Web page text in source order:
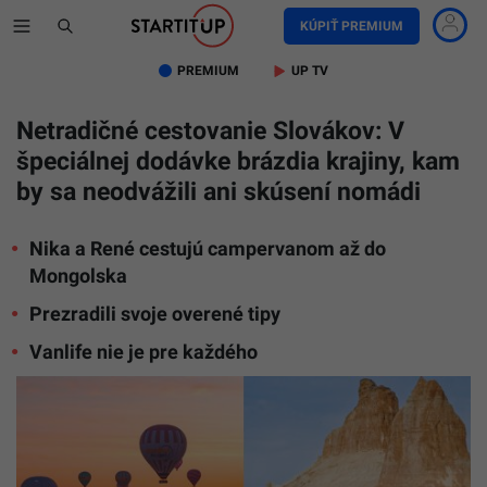
KÚPIŤ PREMIUM
PREMIUM UP TV
Netradičné cestovanie Slovákov: V
špeciálnej dodávke brázdia krajiny, kam
by sa neodvážili ani skúsení nomádi
Nika a René cestujú campervanom až do
Mongolska
Prezradili svoje overené tipy
Vanlife nie je pre každého